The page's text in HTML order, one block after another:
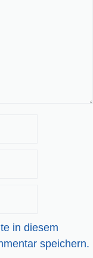
in diesem
speichern.